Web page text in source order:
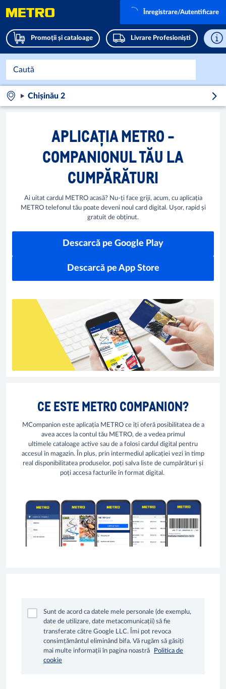
Promoții și cataloage Livrare Profesioniști
Înregistrare/Autentificare
Chișinău 2
APLICAȚIA METRO -
COMPANIONUL TĂU LA
CUMPĂRĂTURI
Ai uitat cardul METRO acasă? Nu-ți face griji, acum, cu aplicația
METRO telefonul tău poate deveni noul card digital. Ușor, rapid și
gratuit de obținut.
Descarcă pe Google Play
Descarcă pe App Store
CE ESTE METRO COMPANION?
MCompanion este aplicația METRO ce îți oferă posibilitatea de a
avea acces la contul tău METRO, de a vedea primul
ultimele cataloage active sau de a folosi cardul digital pentru
accesul în magazin. În plus, prin intermediul aplicației vezi în timp
real disponibilitatea produselor, poți salva liste de cumpărături și
poți accesa facturile în format digital.
Sunt de acord ca datele mele personale (de exemplu,
date de utilizare, date metacomunicații) să fie
transferate către Google LLC. Îmi pot revoca
consimțământul eliminând bifa. Vă rugăm să găsiți
mai multe informații în pagina noastră
Politica de
cookie